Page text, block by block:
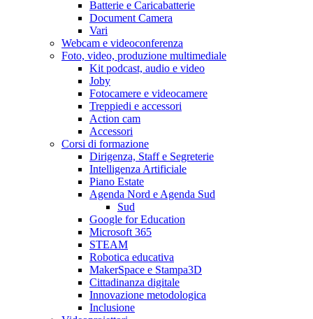
Batterie e Caricabatterie
Document Camera
Vari
Webcam e videoconferenza
Foto, video, produzione multimediale
Kit podcast, audio e video
Joby
Fotocamere e videocamere
Treppiedi e accessori
Action cam
Accessori
Corsi di formazione
Dirigenza, Staff e Segreterie
Intelligenza Artificiale
Piano Estate
Agenda Nord e Agenda Sud
Sud
Google for Education
Microsoft 365
STEAM
Robotica educativa
MakerSpace e Stampa3D
Cittadinanza digitale
Innovazione metodologica
Inclusione